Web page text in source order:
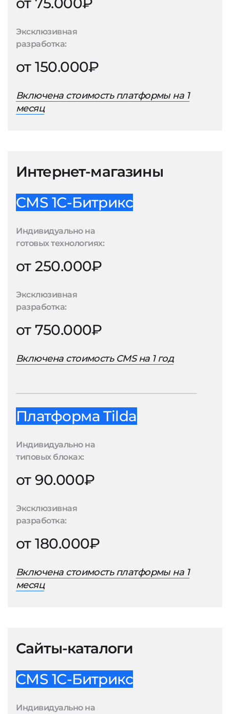
Эксклюзивная
разработка:
от 150.000₽
Включена стоимость платформы на 1
месяц
Интернет-магазины
CMS 1С-Битрикс
Индивидуально на
готовых технологиях:
от 250.000₽
Эксклюзивная
разработка:
от 750.000₽
Включена стоимость CMS на 1 год
Платформа Tilda
Индивидуально на
типовых блоках:
от 90.000₽
Эксклюзивная
разработка:
от 180.000₽
Включена стоимость платформы на 1
месяц
Сайты-каталоги
CMS 1С-Битрикс
Индивидуально на